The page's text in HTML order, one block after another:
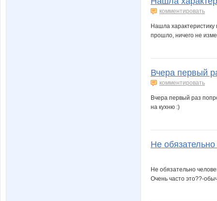
комментировать
Нашла характеристику
прошло, ничего не
Вчера первый
комментировать
Вчера первый раз
на кухню :)
Не
Не обязательно
Очень часто это??-